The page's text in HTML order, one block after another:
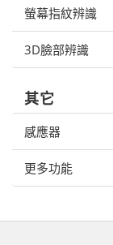
螢幕指紋辨識
3D臉部辨識
其它
感應器
更多功能